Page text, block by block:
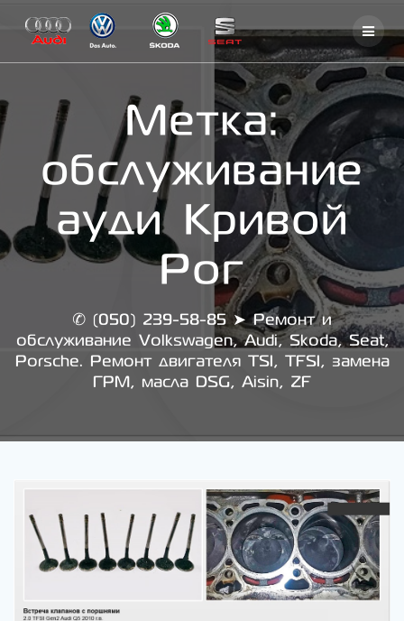
content
Метка:
обслуживание
ауди Кривой
Рог
✆ (050) 239-58-85 ➤ Ремонт и
обслуживание Volkswagen, Audi, Skoda, Seat,
Porsche. Ремонт двигателя TSI, TFSI, замена
ГРМ, масла DSG, Aisin, ZF